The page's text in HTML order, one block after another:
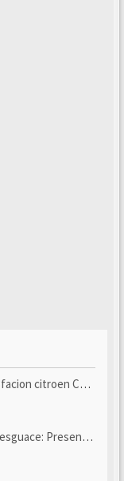
citroen C5 x7
y seguimiento